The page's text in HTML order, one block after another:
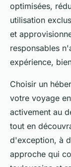
optimisées,
utilisation
et
responsables
expérience,
Choisir un
votre voyage en
activement au
tout en
d'exception, à
approche qui